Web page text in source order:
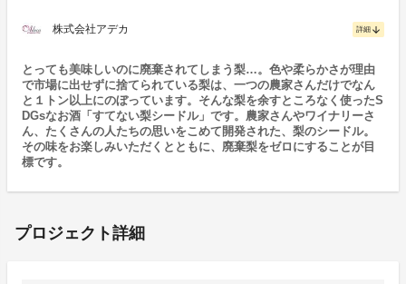
株式会社アデカ 詳細 arrow_downward
とっても美味しいのに廃棄されてしまう梨…。色や柔らかさが理由
で市場に出せずに捨てられている梨は、一つの農家さんだけでなん
と１トン以上にのぼっています。そんな梨を余すところなく使ったS
DGsなお酒「すてない梨シードル」です。農家さんやワイナリーさ
ん、たくさんの人たちの思いをこめて開発された、梨のシードル。
その味をお楽しみいただくとともに、廃棄梨をゼロにすることが目
標です。
プロジェクト詳細